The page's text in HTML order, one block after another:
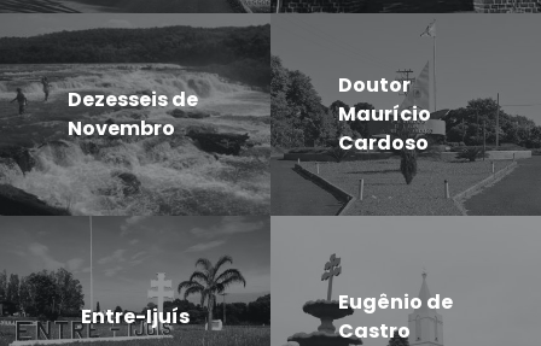
Dezesseis de
Novembro
Doutor
Maurício
Cardoso
Entre-Ijuís
Eugênio de
Castro